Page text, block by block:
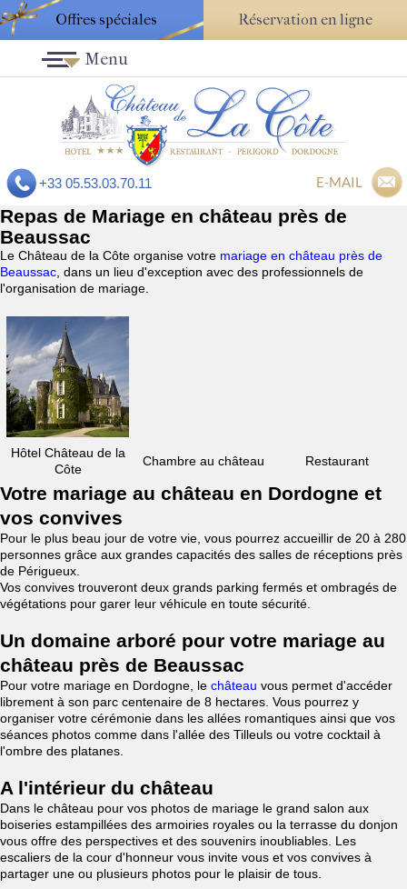
Offres spéciales Réservation en ligne
+33 05.53.03.70.11 E-MAIL
Menu
Repas de Mariage en château près de
Beaussac
Le Château de la Côte organise votre mariage en château près de
Beaussac , dans un lieu d'exception avec des professionnels de
l'organisation de mariage.
Hôtel Château de la
Côte
Chambre au château Restaurant
Votre mariage au château en Dordogne et
vos convives
Pour le plus beau jour de votre vie, vous pourrez accueillir de 20 à 280
personnes grâce aux grandes capacités des salles de réceptions près
de Périgueux.
Vos convives trouveront deux grands parking fermés et ombragés de
végétations pour garer leur véhicule en toute sécurité.
Un domaine arboré pour votre mariage au
château près de Beaussac
Pour votre mariage en Dordogne, le château vous permet d'accéder
librement à son parc centenaire de 8 hectares. Vous pourrez y
organiser votre cérémonie dans les allées romantiques ainsi que vos
séances photos comme dans l'allée des Tilleuls ou votre cocktail à
l'ombre des platanes.
A l'intérieur du château
Dans le château pour vos photos de mariage le grand salon aux
boiseries estampillées des armoiries royales ou la terrasse du donjon
vous offre des perspectives et des souvenirs inoubliables. Les
escaliers de la cour d'honneur vous invite vous et vos convives à
partager une ou plusieurs photos pour le plaisir de tous.